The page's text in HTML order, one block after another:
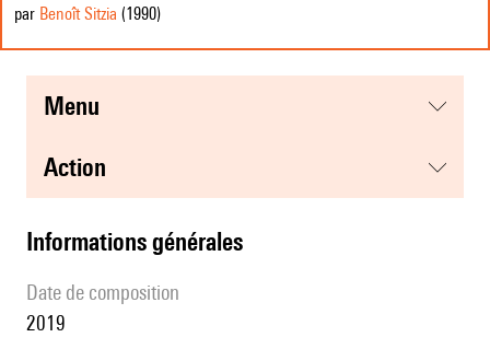
par Benoît Sitzia (1990)
menu
action
informations générales
date de composition
2019